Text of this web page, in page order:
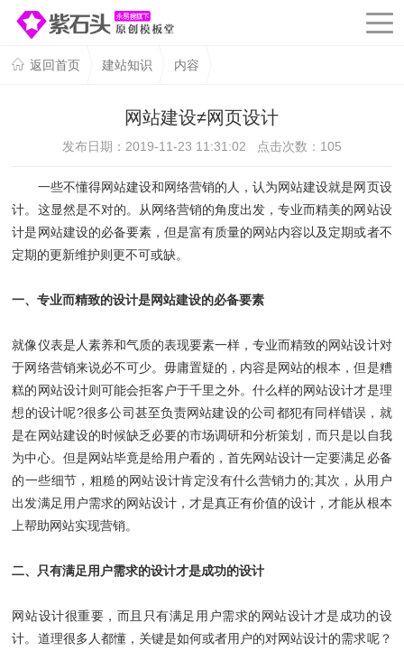
返回首页 建站知识 内容
网站建设≠网页设计
发布日期：2019-11-23 11:31:02 点击次数： 105
一些不懂得网站建设和网络营销的人，认为网站建设就是网页设
计。这显然是不对的。从网络营销的角度出发，专业而精美的网站设
计是网站建设的必备要素，但是富有质量的网站内容以及定期或者不
定期的更新维护则更不可或缺。
一、专业而精致的设计是网站建设的必备要素
就像仪表是人素养和气质的表现要素一样，专业而精致的网站设计对
于网络营销来说必不可少。毋庸置疑的，内容是网站的根本，但是糟
糕的网站设计则可能会拒客户于千里之外。什么样的网站设计才是理
想的设计呢?很多公司甚至负责网站建设的公司都犯有同样错误，就
是在网站建设的时候缺乏必要的市场调研和分析策划，而只是以自我
为中心。但是网站毕竟是给用户看的，首先网站设计一定要满足必备
的一些细节，粗糙的网站设计肯定没有什么营销力的;其次，从用户
出发满足用户需求的网站设计，才是真正有价值的设计，才能从根本
上帮助网站实现营销。
二、只有满足用户需求的设计才是成功的设计
网站设计很重要，而且只有满足用户需求的网站设计才是成功的设
计。道理很多人都懂，关键是如何或者用户的对网站设计的需求呢？